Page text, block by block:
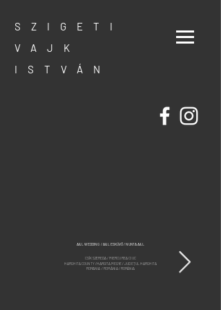
SZIGETI
VAJK
ISTVÁN
A&L WEDDING / A&L ESKÜVŐ / NUNTA A&L
CSÍKSZEREDA / MIERCUREA CIUC
HARGHITA COUNTY / HARGITA MEGYE / JUDEȚUL HARGHITA
ROMANIA / ROMÁNIA / ROMÂNIA